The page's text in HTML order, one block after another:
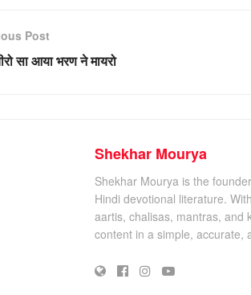
Post
सा आया भरण ने मायरो
Shekhar Mourya
Shekhar Mourya is the
Hindi devotional literature.
aartis, chalisas, mantras, and
content in a simple, accurate,